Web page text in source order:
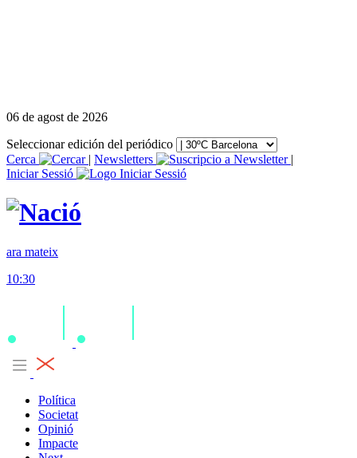
06 de agost de 2026
Seleccionar edición del periódico
Cerca
| Newsletters
|
Iniciar Sessió
ara mateix
10:30
Política
Societat
Opinió
Impacte